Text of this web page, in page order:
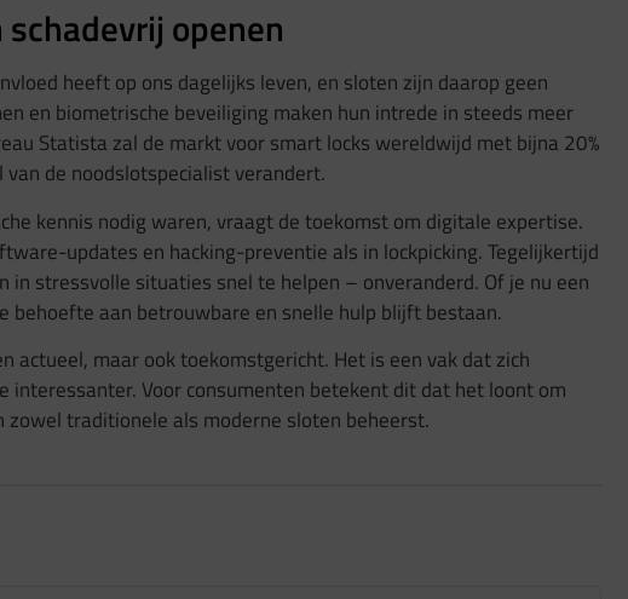
openen
heeft op ons dagelijks leven, en sloten zijn daarop geen
en biometrische beveiliging maken hun intrede in steeds meer
Statista zal de markt voor smart locks wereldwijd met bijna 20%
de noodslotspecialist verandert.
kennis nodig waren, vraagt de toekomst om digitale expertise.
updates en hacking-preventie als in lockpicking. Tegelijkertijd
stressvolle situaties snel te helpen – onveranderd. Of je nu een
behoefte aan betrouwbare en snelle hulp blijft bestaan.
maar ook toekomstgericht. Het is een vak dat zich
Voor consumenten betekent dit dat het loont om
traditionele als moderne sloten beheerst.